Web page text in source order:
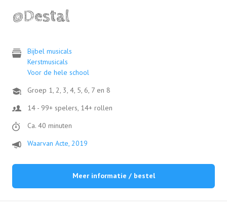
@Destal
Bijbel musicals
Kerstmusicals
Voor de hele school
Groep 1, 2, 3, 4, 5, 6, 7 en 8
14 - 99+ spelers, 14+ rollen
Ca. 40 minuten
Waarvan Acte, 2019
Meer informatie / bestel